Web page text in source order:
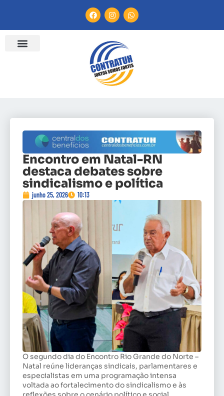
Encontro em Natal-RN
destaca debates sobre
sindicalismo e política
junho 25, 2026 10:13
O segundo dia do Encontro Rio Grande do Norte –
Natal reúne lideranças sindicais, parlamentares e
especialistas em uma programação intensa
voltada ao fortalecimento do sindicalismo e às